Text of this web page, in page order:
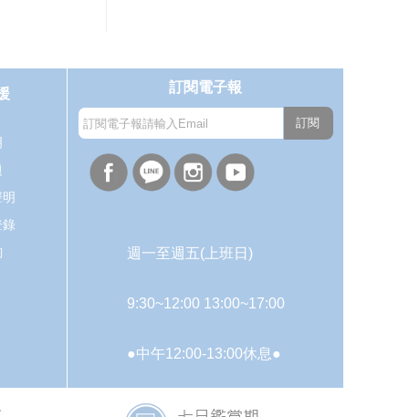
訂閱電子報
訂閱
週一至週五(上班日)
9:30~12:00 13:00~17:00
●中午12:00-13:00休息●